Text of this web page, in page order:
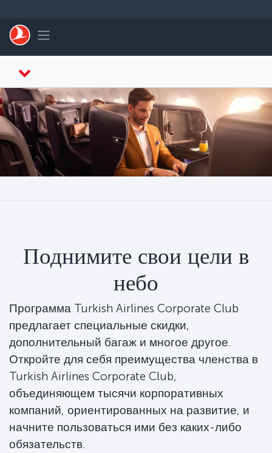
Toggle navigation
Поднимите свои цели в
небо
Программа Turkish Airlines Corporate Club
предлагает специальные скидки,
дополнительный багаж и многое другое.
Откройте для себя преимущества членства в
Turkish Airlines Corporate Club,
объединяющем тысячи корпоративных
компаний, ориентированных на развитие, и
начните пользоваться ими без каких-либо
обязательств.